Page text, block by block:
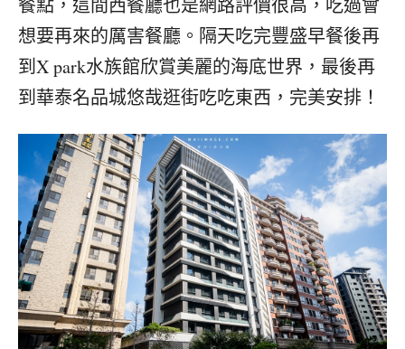
想要再來的厲害餐廳。隔天吃完豐盛早餐後再
到X park水族館欣賞美麗的海底世界，最後再
到華泰名品城悠哉逛街吃吃東西，完美安排！